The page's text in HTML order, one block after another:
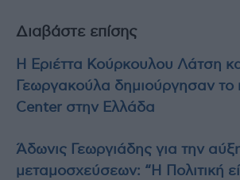
Διαβάστε επίσης
H Εριέττα Κούρκουλου Λάτση
Γεωργακούλα δημιούργησαν
Center στην Ελλάδα
Άδωνις Γεωργιάδης για την
μεταμοσχεύσεων: “Η Πολιτική